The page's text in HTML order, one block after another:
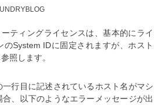
ティングライセンスは、基本的にライ
のSystem IDに固定されますが、ホスト
照します。
行目に記述されているホスト名がマシ
、以下のようなエラーメッセージが出